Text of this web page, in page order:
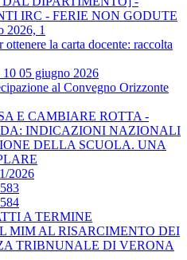
IRC - FERIE NON GODUTE
2026, 1
la carta docente: raccolta
05 giugno 2026
al Convegno Orizzonte
E CAMBIARE ROTTA -
INDICAZIONI NAZIONALI
DELLA SCUOLA. UNA
2026
A TERMINE
MIM AL RISARCIMENTO DEI
TRIBNUNALE DI VERONA